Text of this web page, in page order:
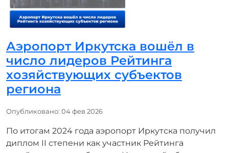
Аэропорт Иркутска вошёл в
число лидеров Рейтинга
хозяйствующих субъектов
региона
Информация о материале
Опубликовано: 04 фев 2026
По итогам 2024 года аэропорт Иркутска получил
диплом II степени как участник Рейтинга